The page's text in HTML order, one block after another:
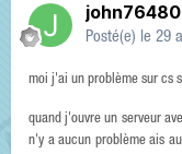
john76480
Posté(e) le 29
moi j'ai un problème sur cs
quand j'ouvre un serveur
n'y a aucun problème ais